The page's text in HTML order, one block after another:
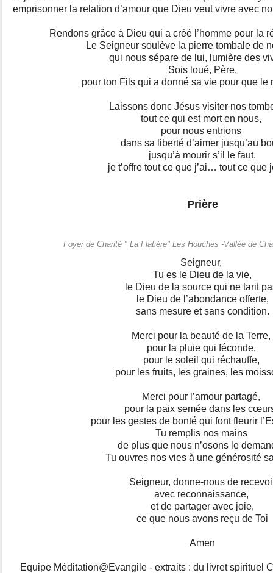
emprisonner la relation d’amour que Dieu veut vivre avec
Rendons grâce à Dieu qui a créé l’homme pour la
Le Seigneur soulève la pierre tombale de
qui nous sépare de lui, lumière des
Sois loué, Père,
pour ton Fils qui a donné sa vie pour que le
Laissons donc Jésus visiter nos
tout ce qui est mort en nous,
pour nous entrions
dans sa liberté d’aimer jusqu’au
jusqu’à mourir s’il le faut.
je t’offre tout ce que j’ai… tout ce que
Prière
Foyer de Charité " La Flatière" Les Houches -Vallée de
Seigneur,
Tu es le Dieu de la vie,
le Dieu de la source qui ne tarit
le Dieu de l’abondance offerte,
sans mesure et sans condition.
Merci pour la beauté de la Terre,
pour la pluie qui féconde,
pour le soleil qui réchauffe,
pour les fruits, les graines, les
Merci pour l’amour partagé,
pour la paix semée dans les
pour les gestes de bonté qui font fleurir
Tu remplis nos mains
de plus que nous n’osons le
Tu ouvres nos vies à une générosité
Seigneur, donne-nous de
avec reconnaissance,
et de partager avec joie,
ce que nous avons reçu de Toi
Amen
Equipe Méditation@Evangile - extraits : du livret spirituel